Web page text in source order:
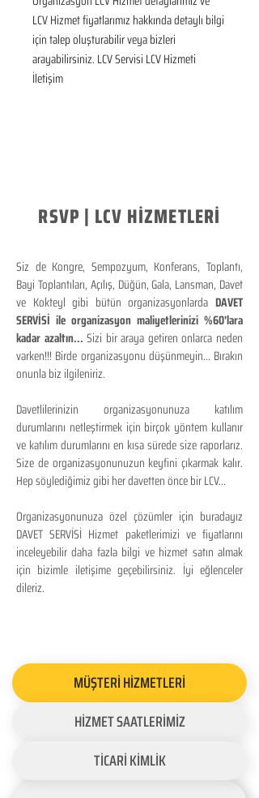
LCV Hizmet fiyatlarımız hakkında detaylı bilgi
için talep oluşturabilir veya bizleri
arayabilirsiniz. LCV Servisi LCV Hizmeti
İletişim
RSVP | LCV HİZMETLERİ
Siz de Kongre, Sempozyum, Konferans, Toplantı,
Bayi Toplantıları, Açılış, Düğün, Gala, Lansman, Davet
ve Kokteyl gibi bütün organizasyonlarda DAVET
SERVİSİ ile organizasyon maliyetlerinizi %60'lara
kadar azaltın...Sizi bir araya getiren onlarca neden
varken!!! Birde organizasyonu düşünmeyin... Bırakın
onunla biz ilgileniriz.
Davetlilerinizin organizasyonunuza katılım
durumlarını netleştirmek için birçok yöntem kullanır
ve katılım durumlarını en kısa sürede size raporlarız.
Size de organizasyonunuzun keyfini çıkarmak kalır.
Hep söylediğimiz gibi her davetten önce bir LCV...
Organizasyonunuza özel çözümler için buradayız
DAVET SERVİSİ Hizmet paketlerimizi ve fiyatlarını
inceleyebilir daha fazla bilgi ve hizmet satın almak
için bizimle iletişime geçebilirsiniz. İyi eğlenceler
dileriz.
MÜŞTERİ HİZMETLERİ
HİZMET SAATLERİMİZ
TİCARİ KİMLİK